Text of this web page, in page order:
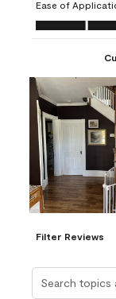
form.
Ease of
Ease of
Filter Reviews